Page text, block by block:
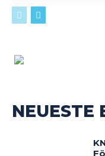
NEUESTE